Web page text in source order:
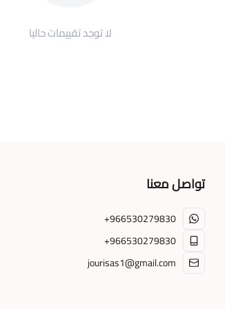
لا توجد تقييمات حاليا
تواصل معنا
+966530279830
+966530279830
jourisas1@gmail.com